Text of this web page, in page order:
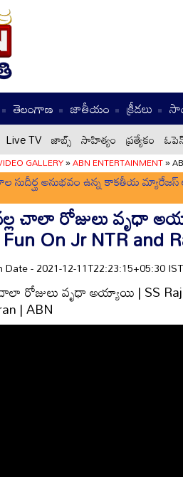
తెలంగాణ జాతీయం క్రీడలు
Live TV జాబ్స్ సాహిత్యం ప్రత్యేకం
GALLERY»ABN ENTERTAINMENT»
సుదీర్ఘ అనుభవం ఉన్న కాకతీయ
వల్ల చాలా రోజులు వృధా
On Jr NTR and
Date - 2021-12-11T22:23:15+05:30 IST
చాలా రోజులు వృధా అయ్యాయి | SS
| ABN